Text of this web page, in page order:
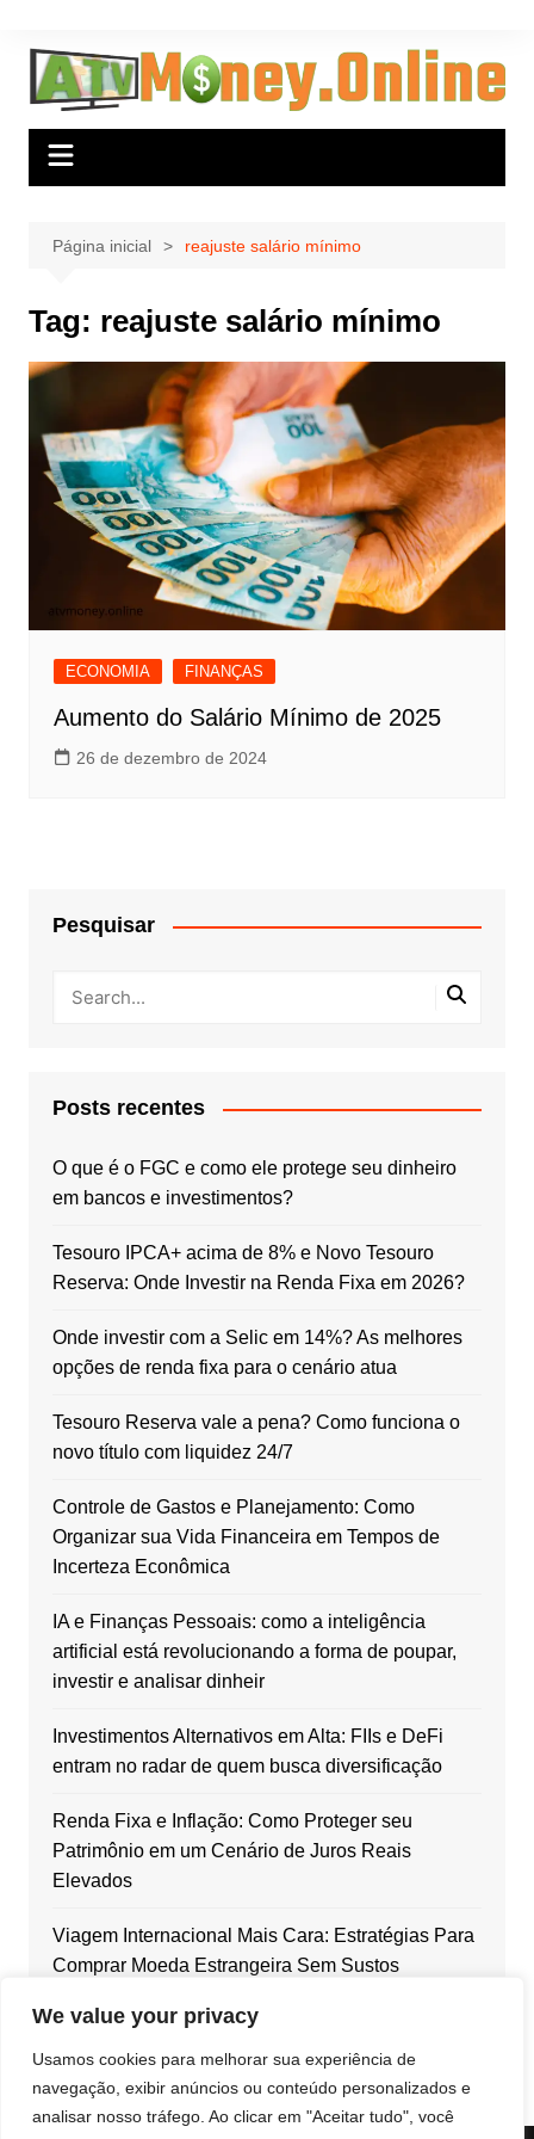
We value your privacy
Usamos cookies para melhorar sua experiência de
navegação, exibir anúncios ou conteúdo personalizados e
analisar nosso tráfego. Ao clicar em "Aceitar tudo", você
para
conteúdo
Página inicial reajuste salário mínimo
Tag: reajuste salário mínimo
ECONOMIA FINANÇAS
Aumento do Salário Mínimo de 2025
26 de dezembro de 2024
Pesquisar
Posts recentes
O que é o FGC e como ele protege seu dinheiro
em bancos e investimentos?
Tesouro IPCA+ acima de 8% e Novo Tesouro
Reserva: Onde Investir na Renda Fixa em 2026?
Onde investir com a Selic em 14%? As melhores
opções de renda fixa para o cenário atua
Tesouro Reserva vale a pena? Como funciona o
novo título com liquidez 24/7
Controle de Gastos e Planejamento: Como
Organizar sua Vida Financeira em Tempos de
Incerteza Econômica
IA e Finanças Pessoais: como a inteligência
artificial está revolucionando a forma de poupar,
investir e analisar dinheir
Investimentos Alternativos em Alta: FIIs e DeFi
entram no radar de quem busca diversificação
Renda Fixa e Inflação: Como Proteger seu
Patrimônio em um Cenário de Juros Reais
Elevados
Viagem Internacional Mais Cara: Estratégias Para
Comprar Moeda Estrangeira Sem Sustos
Dólar em Alta: Como Blindar Seu Patrimônio com
Ativos Internacionais